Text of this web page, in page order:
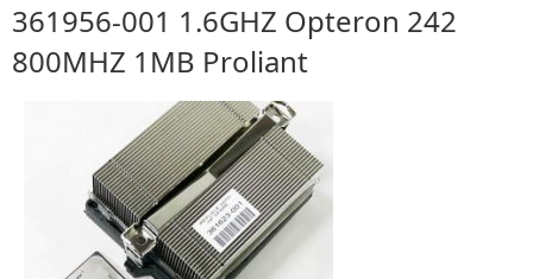
361956-001 1.6GHZ Opteron 242
800MHZ 1MB Proliant